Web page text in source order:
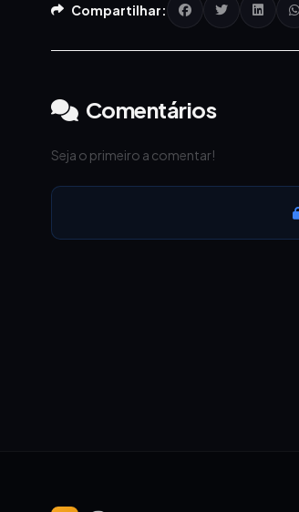
Compartilhar:
Comentários
Seja o primeiro a comentar!